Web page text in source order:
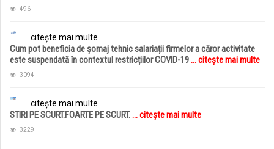
496
... citește mai multe
Cum pot beneficia de șomaj tehnic salariații firmelor a căror activitate
este suspendată în contextul restricțiilor COVID-19... citește mai multe
3094
... citește mai multe
STIRI PE SCURT.FOARTE PE SCURT.... citește mai multe
3229